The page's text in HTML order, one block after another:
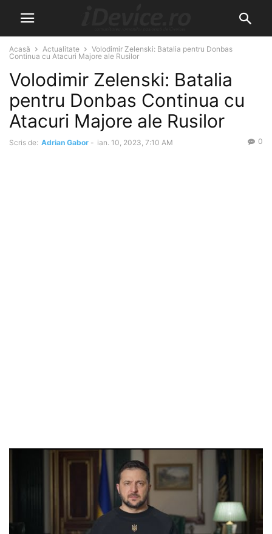
Acasă Actualitate
Volodimir Zelenski: Batalia pentru Donbas
Continua cu Atacuri Majore ale Rusilor
Volodimir Zelenski: Batalia
pentru Donbas Continua cu
Atacuri Majore ale Rusilor
Scris de: Adrian Gabor - ian. 10, 2023, 7:10 AM 0